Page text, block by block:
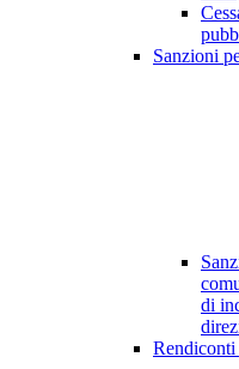
Sanzioni
di